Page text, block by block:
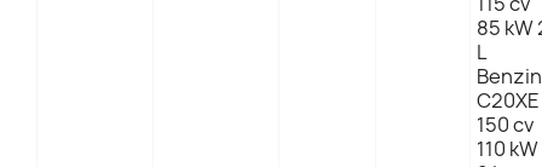
85 kW
L
C20XE
150 cv
110 kW